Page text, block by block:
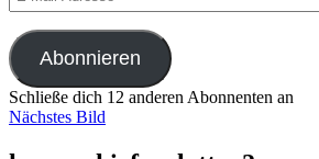
Abonnieren
Schließe dich 12 anderen Abonnenten an
Nächstes Bild